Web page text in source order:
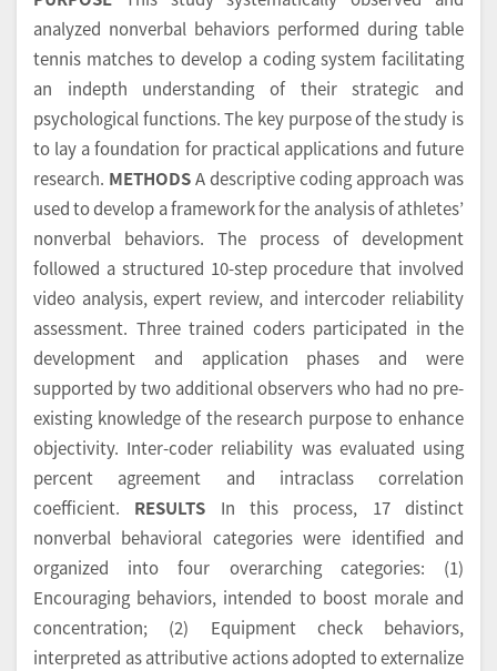
analyzed nonverbal behaviors performed during table
tennis matches to develop a coding system facilitating
an indepth understanding of their strategic and
psychological functions. The key purpose of the study is
to lay a foundation for practical applications and future
research. METHODSA descriptive coding approach was
used to develop a framework for the analysis of athletes’
nonverbal behaviors. The process of development
followed a structured 10-step procedure that involved
video analysis, expert review, and intercoder reliability
assessment. Three trained coders participated in the
development and application phases and were
supported by two additional observers who had no pre-
existing knowledge of the research purpose to enhance
objectivity. Inter-coder reliability was evaluated using
percent agreement and intraclass correlation
coefficient. RESULTS In this process, 17 distinct
nonverbal behavioral categories were identified and
organized into four overarching categories: (1)
Encouraging behaviors, intended to boost morale and
concentration; (2) Equipment check behaviors,
interpreted as attributive actions adopted to externalize